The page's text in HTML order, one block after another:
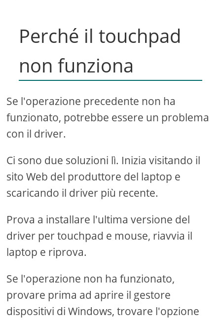
Perché il touchpad
non funziona
Se l'operazione precedente non ha
funzionato, potrebbe essere un problema
con il driver.
Ci sono due soluzioni lì. Inizia visitando il
sito Web del produttore del laptop e
scaricando il driver più recente.
Prova a installare l'ultima versione del
driver per touchpad e mouse, riavvia il
laptop e riprova.
Se l'operazione non ha funzionato,
provare prima ad aprire il gestore
dispositivi di Windows, trovare l'opzione